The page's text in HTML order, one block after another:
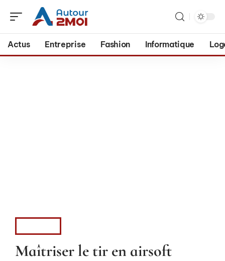
Actus Entreprise Fashion Informatique
Maîtriser le tir en airsoft